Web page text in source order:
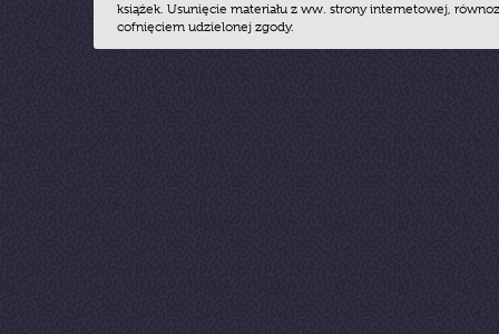
książek. Usunięcie materiału z ww. strony internetowej,
cofnięciem udzielonej zgody.